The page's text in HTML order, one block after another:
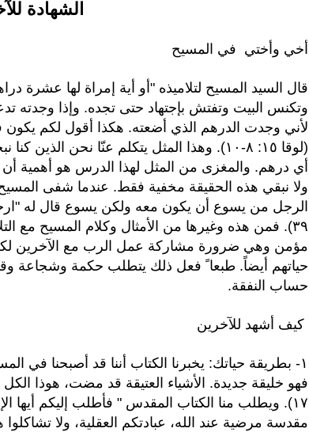
الشهادة
أخي وأختي في المسيح
قال السيد المسيح لتلاميذه "أو أية إمراة لها عشرة
وتكنس البيت وتفتش بإجتهاد حتى تجده. وإذا وجدته
لأني وجدت الدرهم الذي أضعته. هكذا أقول لكم يكون
(لوقا ١٥: ٨-١٠). وهذا المثل يتكلم عنّا نحن
أي درهم. والمغزى من المثل لهذا الدرس هو أهمية
ولا نبقي هذه الحقيقة مخفية فقط. عندما شفى
٣٩). فمن هذه وغيرها من الأمثال وكلام المسيح مع
مؤمن وهي ضرورة مشاركة عمل الرب مع الآخرين
حياتهم أيضاً. طبعا ً فعل ذلك يتطلب حكمة وشجاعة
حساب النفقة.
كيف أشهد للآخرين
١- بطريقة حياتك: يخبرنا الكتاب أننا قد أصبحنا في المسيح خليقة جديدة "
١٧). ويطلب منا الكتاب المقدس " فأطلب إليكم أيها
مقدسة مرضية عند الله، عبادتكم العقلية، ولا